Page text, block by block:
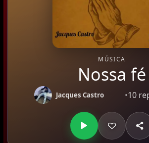
MÚSICA
Nossa fé
Jacques Castro •10